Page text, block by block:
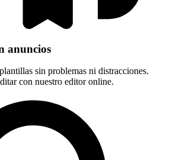
anuncios
sin problemas ni distracciones.
con nuestro editor online.